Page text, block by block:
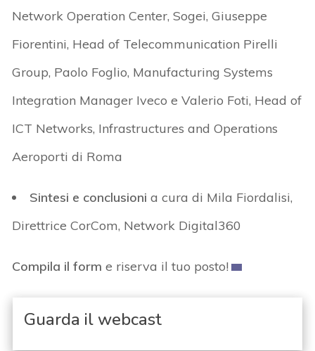
Network Operation Center, Sogei, Giuseppe
Fiorentini, Head of Telecommunication Pirelli
Group, Paolo Foglio, Manufacturing Systems
Integration Manager IvecoeValerio Foti, Head of
ICT Networks, Infrastructures and Operations
Aeroporti di Roma
Sintesi e conclusionia cura di Mila Fiordalisi,
Direttrice CorCom, Network Digital360
Compila il form e riserva il tuo posto!
Guarda il webcast